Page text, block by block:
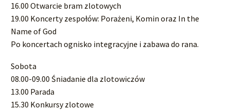
16.00 Otwarcie bram zlotowych
19.00 Koncerty zespołów: Porażeni, Komin oraz In the
Name of God
Po koncertach ognisko integracyjne i zabawa do rana.
Sobota
08.00-09.00 Śniadanie dla zlotowiczów
13.00 Parada
15.30 Konkursy zlotowe